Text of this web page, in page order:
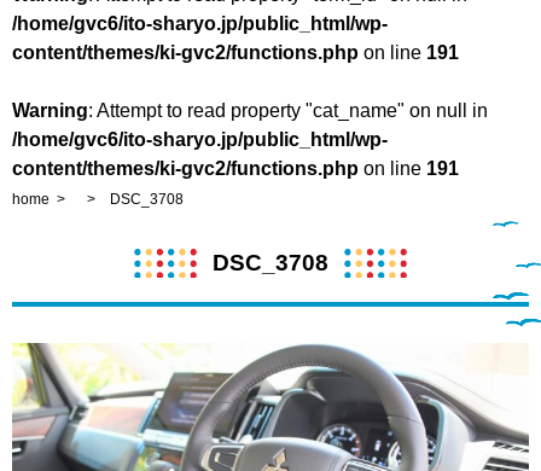
/home/gvc6/ito-sharyo.jp/public_html/wp-
content/themes/ki-gvc2/functions.php on line 191
Warning: Attempt to read property "cat_name" on null in
/home/gvc6/ito-sharyo.jp/public_html/wp-
content/themes/ki-gvc2/functions.php on line 191
home DSC_3708
DSC_3708